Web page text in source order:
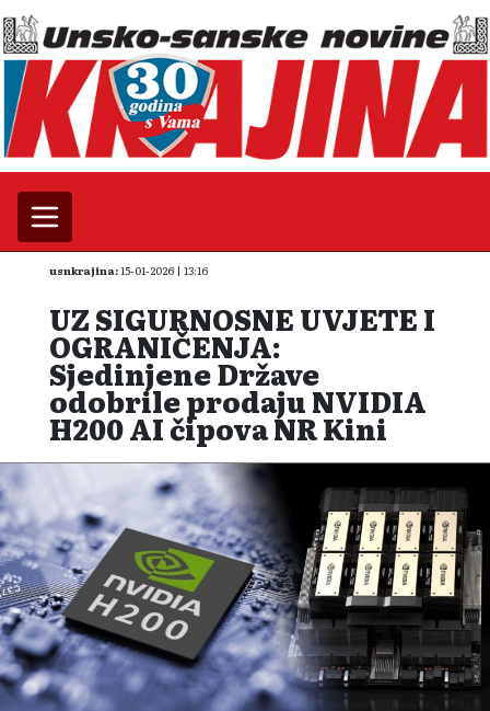
usnkrajina:15-01-2026 | 13:16
UZ SIGURNOSNE UVJETE I
OGRANIČENJA:
Sjedinjene Države
odobrile prodaju NVIDIA
H200 AI čipova NR Kini